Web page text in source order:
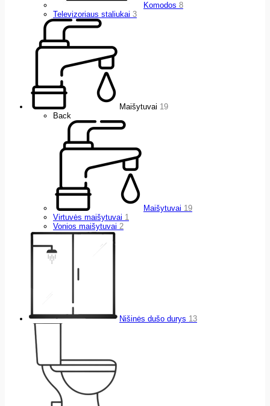
Komodos 8
Televizoriaus staliukai 3
Maišytuvai 19
Back
Maišytuvai 19
Virtuvės maišytuvai 1
Vonios maišytuvai 2
Nišinės dušo durys 13